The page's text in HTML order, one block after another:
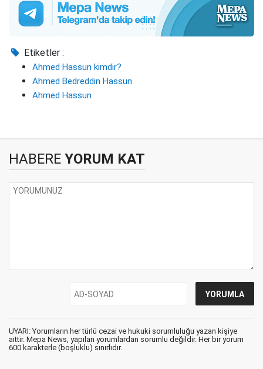
Etiketler :
Ahmed Hassun kimdir?
Ahmed Bedreddin Hassun
Ahmed Hassun
HABERE YORUM KAT
UYARI: Yorumların her türlü cezai ve hukuki sorumluluğu yazan kişiye
aittir. Mepa News, yapılan yorumlardan sorumlu değildir. Her bir yorum
600 karakterle (boşluklu) sınırlıdır.